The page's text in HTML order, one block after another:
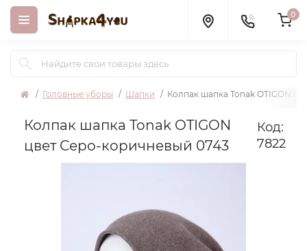
0
Головные уборы Шапки Колпак шапка Tonak OTIGON
Колпак шапка Tonak OTIGON
цвет Серо-коричневый 0743
Код:
7822